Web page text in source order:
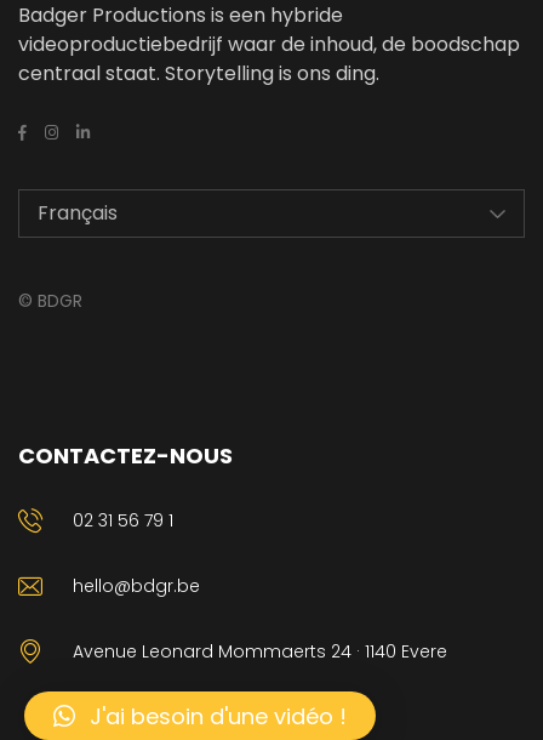
Badger Productions is een hybride
videoproductiebedrijf waar de inhoud, de boodschap
centraal staat. Storytelling is ons ding.
© BDGR
CONTACTEZ-NOUS
02 31 56 79 1
hello@bdgr.be
Avenue Leonard Mommaerts 24 · 1140 Evere
J'ai besoin d'une vidéo !